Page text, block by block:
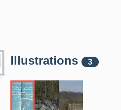
Illustrations 3